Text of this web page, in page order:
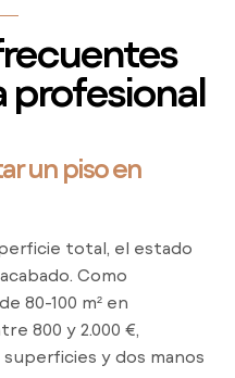
profesional
un piso en
total, el estado
Como
80-100 m² en
800 y 2.000 €,
y dos manos